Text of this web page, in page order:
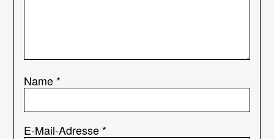
Name *
E-Mail-Adresse *